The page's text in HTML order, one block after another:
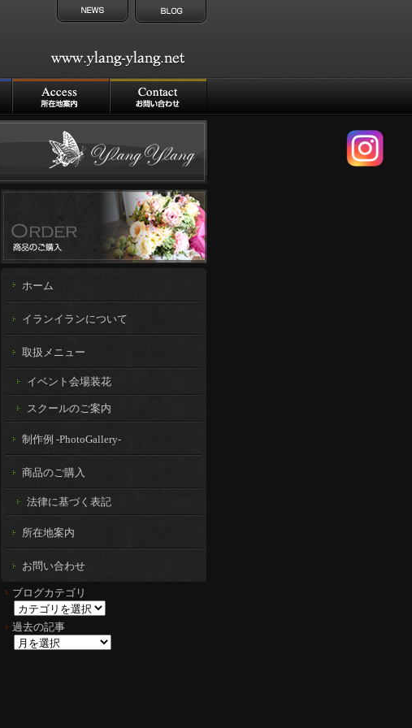
ホーム
イランイランについて
取扱メニュー
イベント会場装花
スクールのご案内
制作例 -PhotoGallery-
商品のご購入
法律に基づく表記
所在地案内
お問い合わせ
ブログカテゴリ
過去の記事